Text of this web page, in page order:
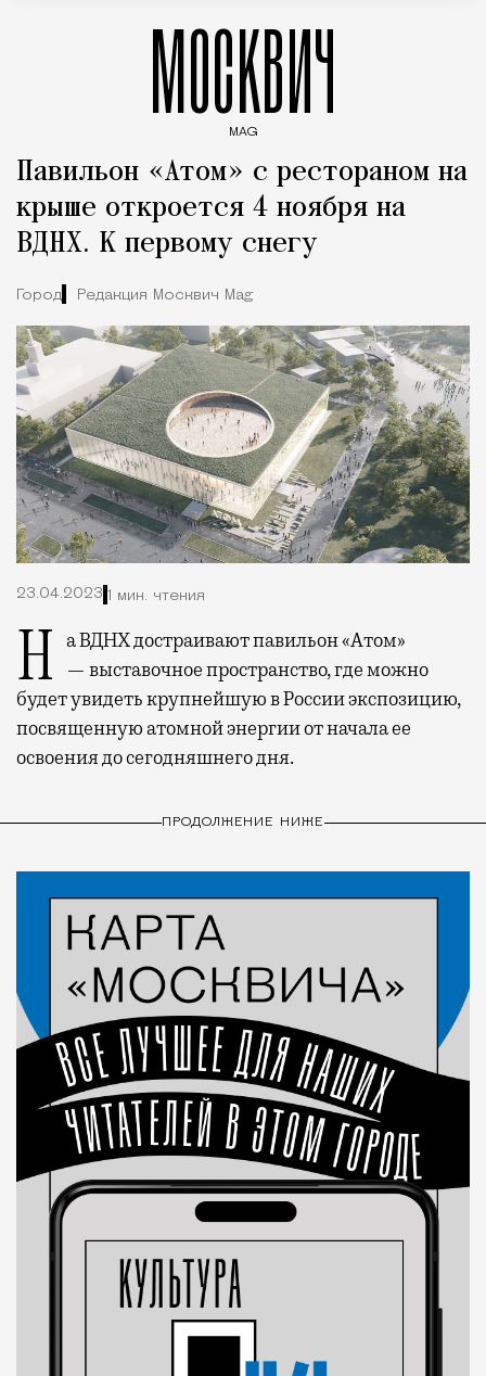
МОСКВИЧ
MAG
Павильон «Атом» с рестораном на
крыше откроется 4 ноября на
ВДНХ. К первому снегу
Город Редакция Москвич Mag
23.04.2023 1 мин. чтения
На ВДНХ достраивают павильон «Атом»
— выставочное пространство, где можно
будет увидеть крупнейшую в России экспозицию,
посвященную атомной энергии от начала ее
освоения до сегодняшнего дня.
ПРОДОЛЖЕНИЕ НИЖЕ